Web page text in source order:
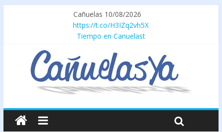
Cañuelas 10/08/2026
https://t.co/H3IZq2vh5X
Tiempo en Canuelast